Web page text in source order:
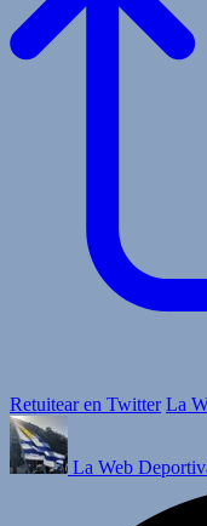
Retuitear en Twitter La
La Web